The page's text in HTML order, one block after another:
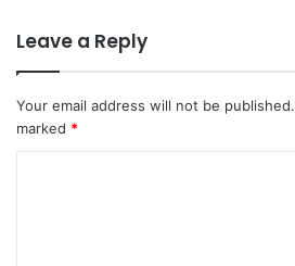
Leave a Reply
Your email address will not be published.
marked *